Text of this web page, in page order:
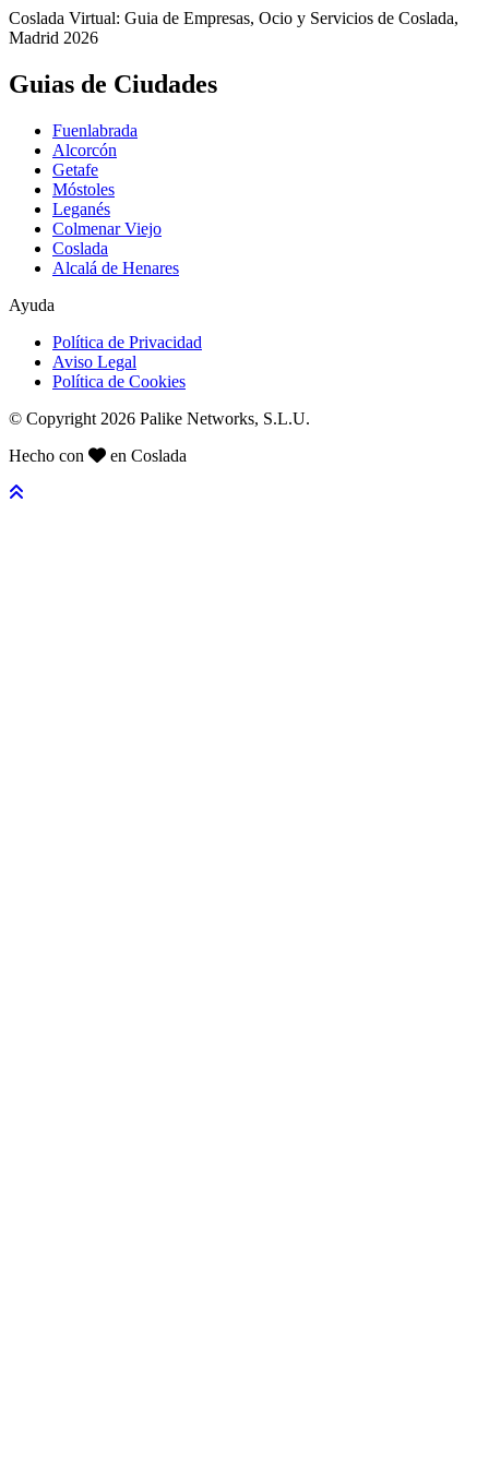
Coslada Virtual: Guia de Empresas, Ocio y Servicios de Coslada,
Madrid 2026
Guias de Ciudades
Fuenlabrada
Alcorcón
Getafe
Móstoles
Leganés
Colmenar Viejo
Coslada
Alcalá de Henares
Ayuda
Política de Privacidad
Aviso Legal
Política de Cookies
© Copyright 2026 Palike Networks, S.L.U.
Hecho con
en Coslada